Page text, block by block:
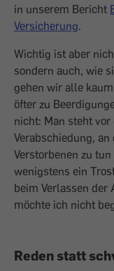
in unserem Bericht
Versicherung.
Wichtig ist aber
sondern auch, wie
gehen wir alle
öfter zu
nicht: Man steht
Verabschiedung,
Verstorbenen zu
wenigstens ein
beim Verlassen der
möchte ich nicht
Reden statt